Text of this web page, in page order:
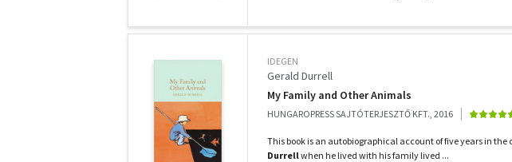
IDEGEN
Gerald Durrell
My Family and Other Animals
HUNGAROPRESS SAJTÓTERJESZTŐ KFT., 2016
This book is an autobiographical account of five years in
Durrellwhen he lived with his family lived ...